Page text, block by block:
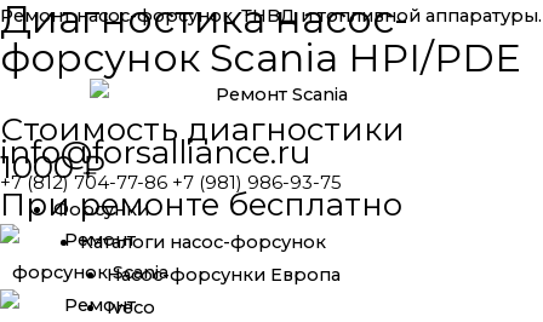
Ремонт насос-форсунок, ТНВД и топливной аппаратуры.
info@forsalliance.ru
+7 (812) 704-77-86 +7 (981) 986-93-75
Форсунки
Каталоги насос-форсунок
Насос-форсунки Европа
Iveco
Диагностика насос-
форсунок Scania HPI/PDE
Стоимость диагностики
1000 ₽
При ремонте бесплатно